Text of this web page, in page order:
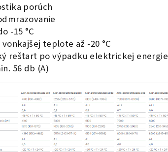
a vnútorná jednotka
porúch
-15 °C
teplote až -20 °C
reštart po výpadku elektrickej energie
56 db (A)